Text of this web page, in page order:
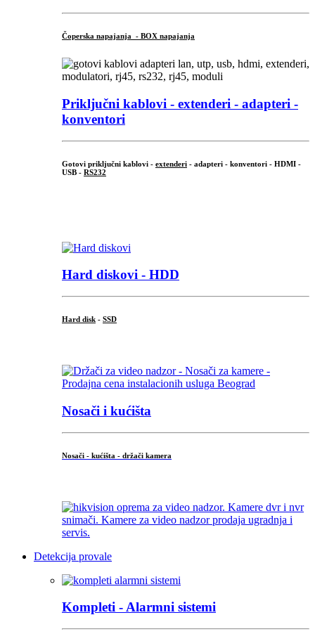
Čoperska napajanja - BOX napajanja
Priključni kablovi - extenderi - adapteri -
konventori
Gotovi priključni kablovi - extenderi - adapteri - konventori - HDMI -
USB - RS232
Hard diskovi - HDD
Hard disk - SSD
Nosači i kućišta
Nosači - kućišta - držači kamera
Detekcija provale
Kompleti - Alarmni sistemi